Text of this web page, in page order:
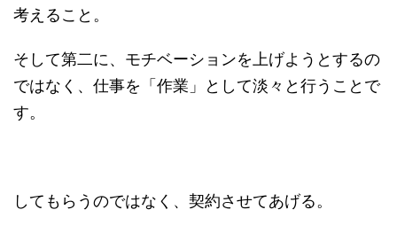
考えること。
そして第二に、モチベーションを上げようとするの
ではなく、仕事を「作業」として淡々と行うことで
す。
してもらうのではなく、契約させてあげる。